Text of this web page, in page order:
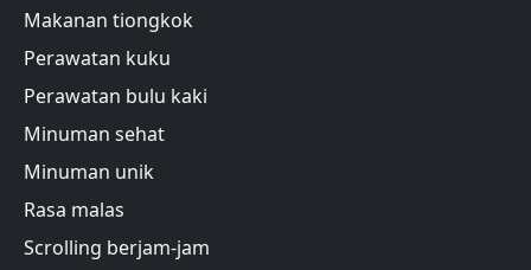
Makanan tiongkok
Perawatan kuku
Perawatan bulu kaki
Minuman sehat
Minuman unik
Rasa malas
Scrolling berjam-jam